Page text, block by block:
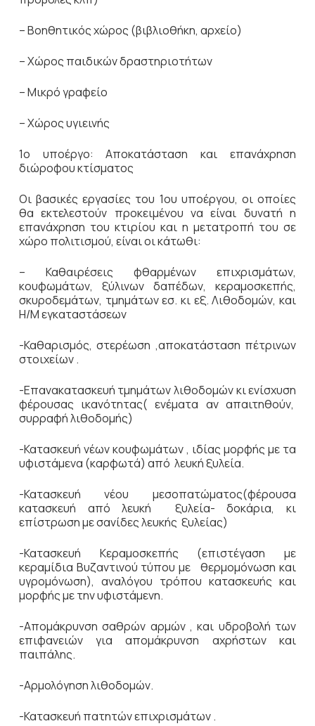
– Βοηθητικός χώρος (βιβλιοθήκη, αρχείο)
– Χώρος παιδικών δραστηριοτήτων
– Μικρό γραφείο
– Χώρος υγιεινής
1ο υποέργο: Αποκατάσταση και επανάχρηση
διώροφου κτίσματος
Οι βασικές εργασίες του 1ου υποέργου, οι οποίες
θα εκτελεστούν προκειμένου να είναι δυνατή η
επανάχρηση του κτιρίου και η μετατροπή του σε
χώρο πολιτισμού, είναι οι κάτωθι:
– Καθαιρέσεις φθαρμένων επιχρισμάτων,
κουφωμάτων, ξύλινων δαπέδων, κεραμοσκεπής,
σκυροδεμάτων, τμημάτων εσ. κι εξ. Λιθοδομών, και
Η/Μ εγκαταστάσεων
-Καθαρισμός, στερέωση ,αποκατάσταση πέτρινων
στοιχείων .
-Επανακατασκευή τμημάτων λιθοδομών κι ενίσχυση
φέρουσας ικανότητας( ενέματα αν απαιτηθούν,
συρραφή λιθοδομής)
-Κατασκευή νέων κουφωμάτων , ιδίας μορφής με τα
υφιστάμενα (καρφωτά) από λευκή ξυλεία.
-Κατασκευή νέου μεσοπατώματος(φέρουσα
κατασκευή από λευκή ξυλεία- δοκάρια, κι
επίστρωση με σανίδες λευκής ξυλείας)
-Κατασκευή Κεραμοσκεπής (επιστέγαση με
κεραμίδια Βυζαντινού τύπου με θερμομόνωση και
υγρομόνωση), αναλόγου τρόπου κατασκευής και
μορφής με την υφιστάμενη.
-Απομάκρυνση σαθρών αρμών , και υδροβολή των
επιφανειών για απομάκρυνση αχρήστων και
παιπάλης.
-Αρμολόγηση λιθοδομών.
-Κατασκευή πατητών επιχρισμάτων .